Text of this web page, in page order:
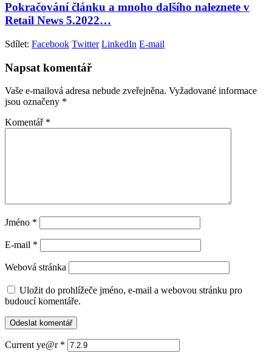
Pokračování článku a mnoho dalšího naleznete v
Retail News 5.2022…
Sdílet: Facebook Twitter LinkedIn E-mail
Napsat komentář
Vaše e-mailová adresa nebude zveřejněna. Vyžadované informace
jsou označeny *
Komentář *
Jméno *
E-mail *
Webová stránka
Uložit do prohlížeče jméno, e-mail a webovou stránku pro
budoucí komentáře.
Current ye@r *